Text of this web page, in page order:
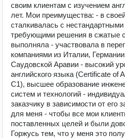
своим клиентам с изучением
лет. Мои преимущества: - в
сталкивалась с
требующими решения в сжатые
выполняла - участвовала в
компаниями из Италии,
Саудовской Аравии - высокий
английского языка (Certificate of
С1), высшее образование
систем и технологий -
заказчику в зависимости от его
для меня - чтобы все мои
поставленных целей и были
Горжусь тем, что у меня это